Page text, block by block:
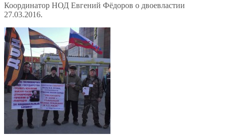
Координатор НОД Евгений Фёдоров о двоевластии
27.03.2016.